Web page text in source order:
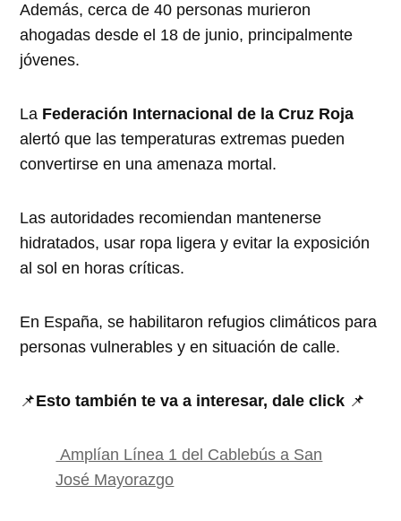
Además, cerca de 40 personas murieron
ahogadas desde el 18 de junio, principalmente
jóvenes.
La Federación Internacional de la Cruz Roja
alertó que las temperaturas extremas pueden
convertirse en una amenaza mortal.
Las autoridades recomiendan mantenerse
hidratados, usar ropa ligera y evitar la exposición
al sol en horas críticas.
En España, se habilitaron refugios climáticos para
personas vulnerables y en situación de calle.
📌Esto también te va a interesar, dale click 📌
Amplían Línea 1 del Cablebús a San
José Mayorazgo